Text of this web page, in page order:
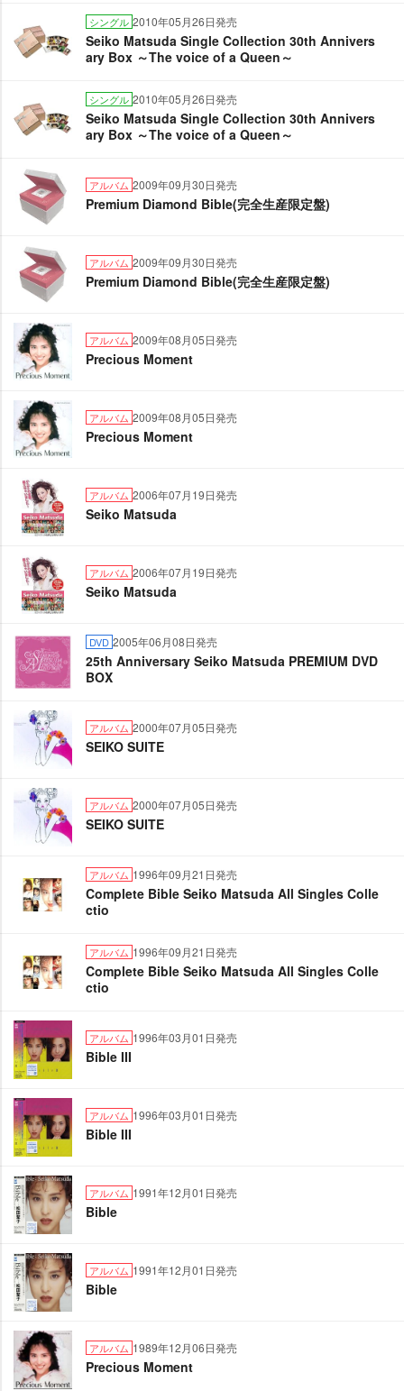
シングル 2010年05月26日発売
Seiko Matsuda Single Collection 30th Annivers
ary Box ～The voice of a Queen～
シングル 2010年05月26日発売
Seiko Matsuda Single Collection 30th Annivers
ary Box ～The voice of a Queen～
アルバム 2009年09月30日発売
Premium Diamond Bible(完全生産限定盤)
アルバム 2009年09月30日発売
Premium Diamond Bible(完全生産限定盤)
アルバム 2009年08月05日発売
Precious Moment
アルバム 2009年08月05日発売
Precious Moment
アルバム 2006年07月19日発売
Seiko Matsuda
アルバム 2006年07月19日発売
Seiko Matsuda
DVD 2005年06月08日発売
25th Anniversary Seiko Matsuda PREMIUM DVD
BOX
アルバム 2000年07月05日発売
SEIKO SUITE
アルバム 2000年07月05日発売
SEIKO SUITE
アルバム 1996年09月21日発売
Complete Bible Seiko Matsuda All Singles Colle
ctio
アルバム 1996年09月21日発売
Complete Bible Seiko Matsuda All Singles Colle
ctio
アルバム 1996年03月01日発売
Bible III
アルバム 1996年03月01日発売
Bible III
アルバム 1991年12月01日発売
Bible
アルバム 1991年12月01日発売
Bible
アルバム 1989年12月06日発売
Precious Moment